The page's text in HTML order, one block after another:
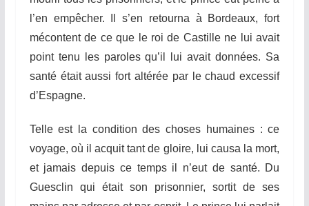
l’en empêcher. Il s’en retourna à Bordeaux, fort
mécontent de ce que le roi de Castille ne lui avait
point tenu les paroles qu’il lui avait données. Sa
santé était aussi fort altérée par le chaud excessif
d’Espagne.
Telle est la condition des choses humaines : ce
voyage, où il acquit tant de gloire, lui causa la mort,
et jamais depuis ce temps il n’eut de santé. Du
Guesclin qui était son prisonnier, sortit de ses